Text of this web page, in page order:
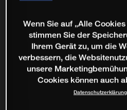
Wenn Sie auf „Alle
stimmen Sie der
Ihrem Gerät zu, um die
verbessern, die
unsere
Cookies können auch
Datenschutzerklärung